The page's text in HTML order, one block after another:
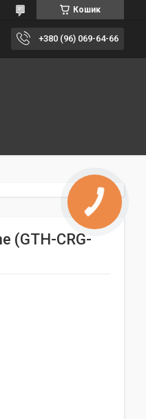
Кошик
+380 (96) 069-64-66
(GTH-CRG-